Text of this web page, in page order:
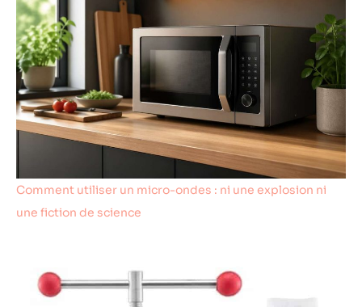
Comment utiliser un micro-ondes : ni une explosion ni
une fiction de science